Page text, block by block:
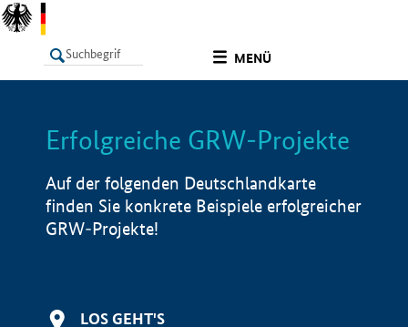
MENÜ
LISTE Info
Erfolgreiche GRW-Projekte
Auf der folgenden Deutschlandkarte
finden Sie konkrete Beispiele erfolgreicher
GRW-Projekte!
LOS GEHT'S